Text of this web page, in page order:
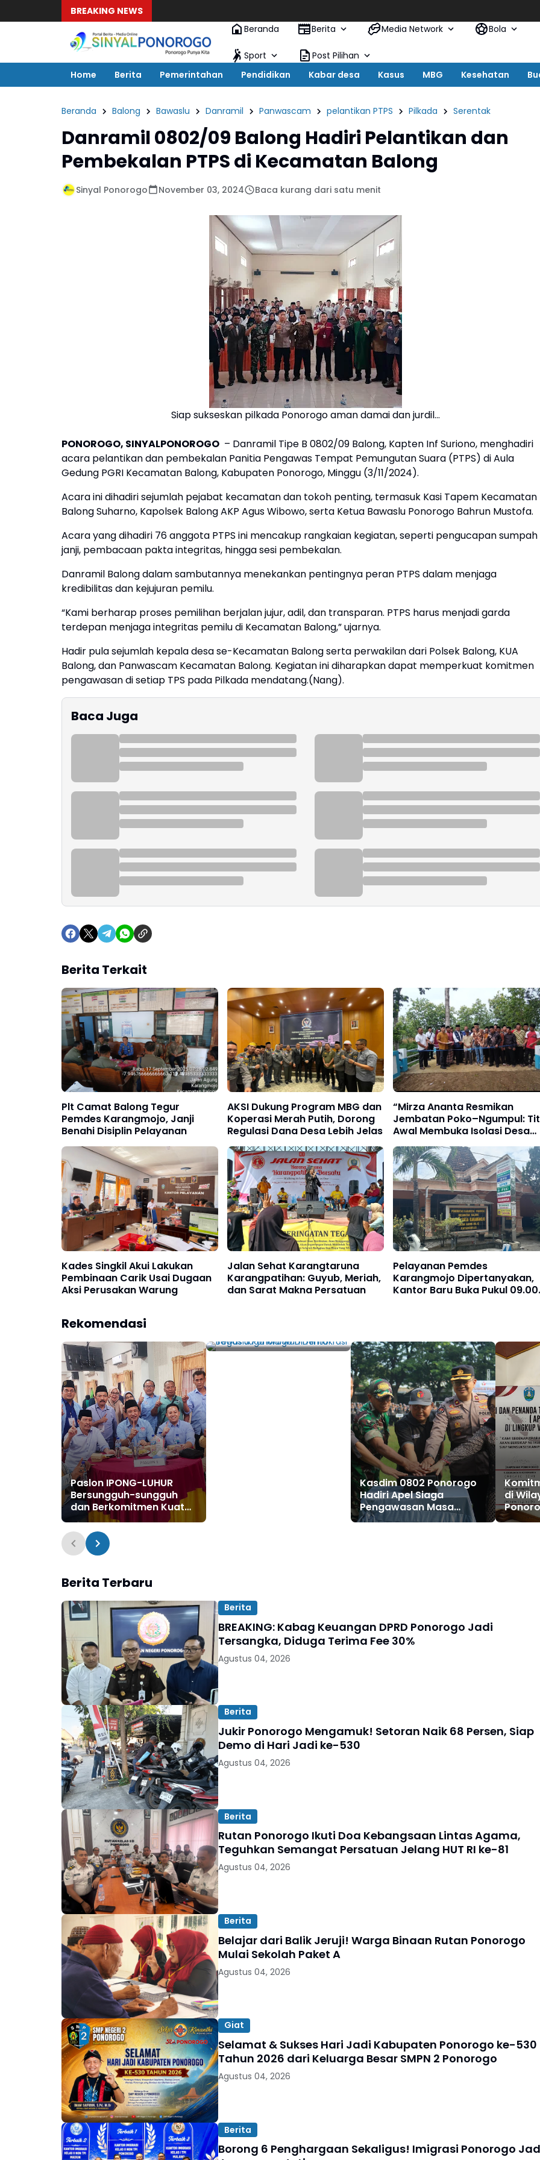
BREAKING NEWS
Beranda
Berita Media Network Bola
Sport
Post Pilihan
Home
Berita Pemerintahan Pendidikan Kabar desa Kasus MBG Kesehatan
Beranda Balong Bawaslu Danramil Panwascam pelantikan PTPS Pilkada Serentak
Danramil 0802/09 Balong Hadiri Pelantikan dan
Pembekalan PTPS di Kecamatan Balong
Sinyal Ponorogo November 03, 2024 Baca kurang dari satu menit
Siap sukseskan pilkada Ponorogo aman damai dan jurdil...
PONOROGO, SINYALPONOROGO – Danramil Tipe B 0802/09 Balong, Kapten Inf Suriono, menghadiri
acara pelantikan dan pembekalan Panitia Pengawas Tempat Pemungutan Suara (PTPS) di Aula
Gedung PGRI Kecamatan Balong, Kabupaten Ponorogo, Minggu (3/11/2024).
Acara ini dihadiri sejumlah pejabat kecamatan dan tokoh penting, termasuk Kasi Tapem Kecamatan
Balong Suharno, Kapolsek Balong AKP Agus Wibowo, serta Ketua Bawaslu Ponorogo Bahrun Mustofa.
Acara yang dihadiri 76 anggota PTPS ini mencakup rangkaian kegiatan, seperti pengucapan sumpah
janji, pembacaan pakta integritas, hingga sesi pembekalan.
Danramil Balong dalam sambutannya menekankan pentingnya peran PTPS dalam menjaga
kredibilitas dan kejujuran pemilu.
“Kami berharap proses pemilihan berjalan jujur, adil, dan transparan. PTPS harus menjadi garda
terdepan menjaga integritas pemilu di Kecamatan Balong,” ujarnya.
Hadir pula sejumlah kepala desa se-Kecamatan Balong serta perwakilan dari Polsek Balong, KUA
Balong, dan Panwascam Kecamatan Balong. Kegiatan ini diharapkan dapat memperkuat komitmen
pengawasan di setiap TPS pada Pilkada mendatang.(Nang).
Baca Juga
Berita Terkait
Plt Camat Balong Tegur
Pemdes Karangmojo, Janji
Benahi Disiplin Pelayanan
AKSI Dukung Program MBG dan
Koperasi Merah Putih, Dorong
Regulasi Dana Desa Lebih Jelas
“Mirza Ananta Resmikan
Jembatan Poko–Ngumpul:
Awal Membuka Isolasi Desa
dan Menggerakkan Ekonomi
Warga”
Kades Singkil Akui Lakukan
Pembinaan Carik Usai Dugaan
Aksi Perusakan Warung
Jalan Sehat Karangtaruna
Karangpatihan: Guyub, Meriah,
dan Sarat Makna Persatuan
Pelayanan Pemdes
Karangmojo Dipertanyakan,
Kantor Baru Buka Pukul 09.00
Rekomendasi
Paslon IPONG-LUHUR
Bersungguh-sungguh
dan Berkomitmen Kuat
Wujudkan Pilkada Damai
dan Bermartabat
Kasdim 0802 Ponorogo
Hadiri Apel Siaga
Pengawasan Masa
Tenang Pilkada 2024
di
Berita Terbaru
Berita
BREAKING: Kabag Keuangan DPRD Ponorogo Jadi
Tersangka, Diduga Terima Fee 30%
Agustus 04, 2026
Berita
Jukir Ponorogo Mengamuk! Setoran Naik 68 Persen, Siap
Demo di Hari Jadi ke-530
Agustus 04, 2026
Berita
Rutan Ponorogo Ikuti Doa Kebangsaan Lintas Agama,
Teguhkan Semangat Persatuan Jelang HUT RI ke-81
Agustus 04, 2026
Berita
Belajar dari Balik Jeruji! Warga Binaan Rutan Ponorogo
Mulai Sekolah Paket A
Agustus 04, 2026
Giat
Selamat & Sukses Hari Jadi Kabupaten Ponorogo ke-530
Tahun 2026 dari Keluarga Besar SMPN 2 Ponorogo
Agustus 04, 2026
Berita
Borong 6 Penghargaan Sekaligus! Imigrasi Ponorogo